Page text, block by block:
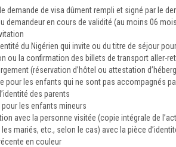
demande de visa dûment rempli et signé par le
demandeur en cours de validité (au moins 06
du Nigérien qui invite ou du titre de séjour
ou la confirmation des billets de transport aller-
(réservation d’hôtel ou attestation
pour les enfants qui ne sont pas accompagnés
des parents
les enfants mineurs
avec la personne visitée (copie intégrale de
mariés, etc., selon le cas) avec la pièce
en couleur